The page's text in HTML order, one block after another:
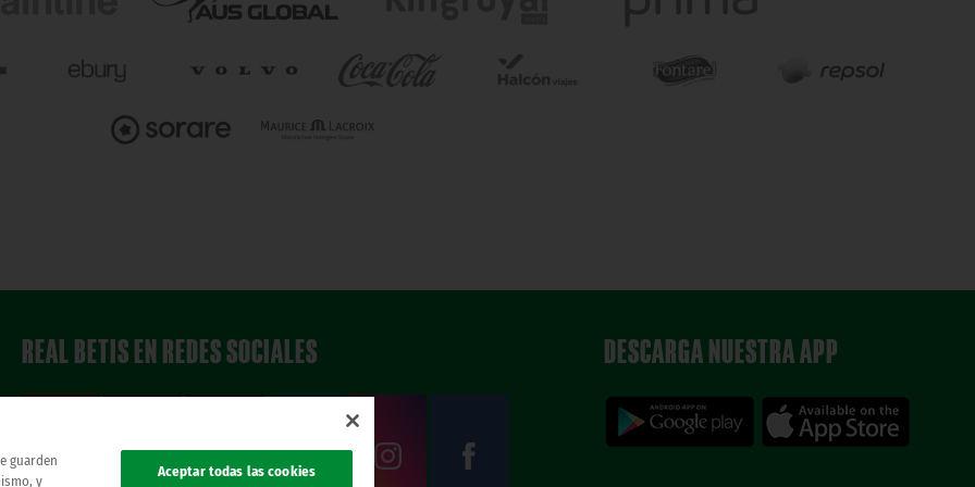
REAL BETIS EN REDES SOCIALES DESCARGA NUESTRA APP
guarden
y
Aceptar todas las cookies